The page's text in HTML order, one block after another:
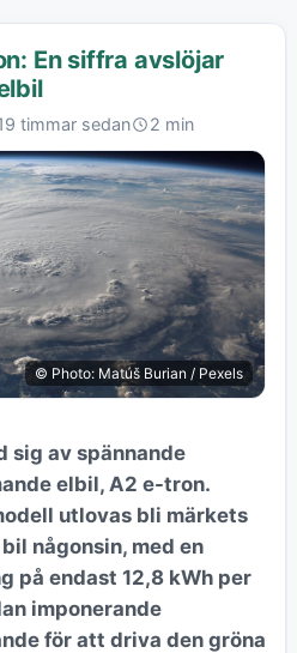
En siffra avslöjar
timmar sedan 2 min
© Photo: Matúš Burian / Pexels
sig av spännande
elbil, A2 e-tron.
utlovas bli märkets
någonsin, med en
på endast 12,8 kWh per
imponerande
för att driva den gröna